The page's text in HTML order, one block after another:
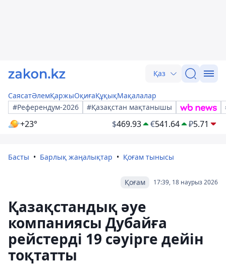
Қаз
СаясатӘлемҚаржыОқиғаҚұқықМақалалар
#Референдум-2026
#Қазақстан мақтанышы
+23° $469.93 €541.64 ₽5.71
Басты Барлық жаңалықтар Қоғам тынысы
17:39, 18 наурыз 2026
Қоғам
Қазақстандық әуе
компаниясы Дубайға
рейстерді 19 сәуірге дейін
тоқтатты